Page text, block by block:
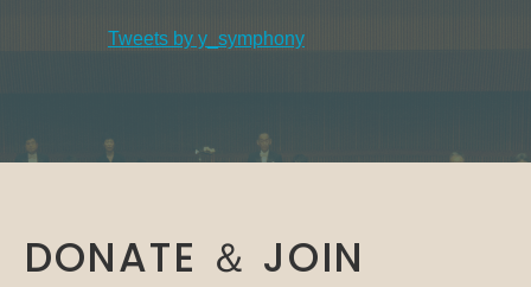
Tweets by y_symphony
DONATE ＆ JOIN